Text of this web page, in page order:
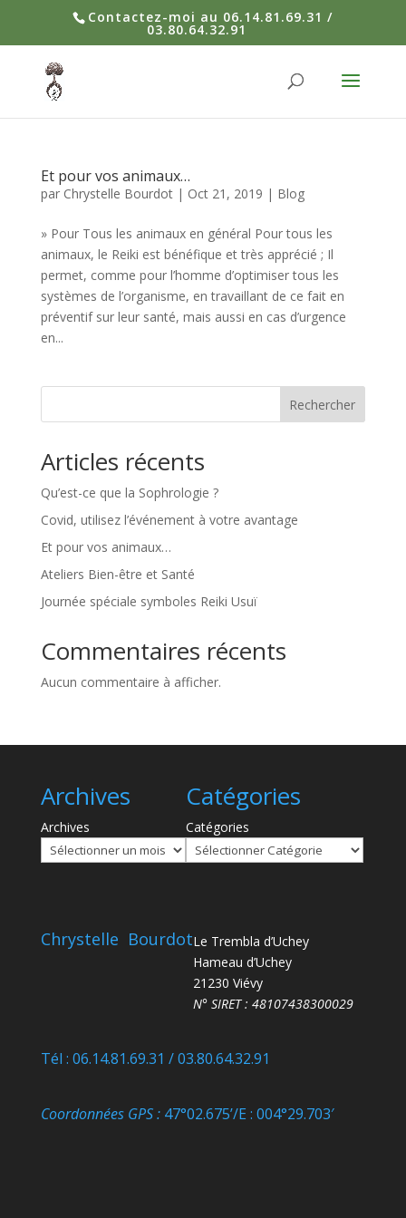
Contactez-moi au 06.14.81.69.31 /
03.80.64.32.91
Et pour vos animaux…
par Chrystelle Bourdot| Oct 21, 2019 | Blog
» Pour Tous les animaux en général Pour tous les
animaux, le Reiki est bénéfique et très apprécié ; Il
permet, comme pour l’homme d’optimiser tous les
systèmes de l’organisme, en travaillant de ce fait en
préventif sur leur santé, mais aussi en cas d’urgence
en...
Rechercher
Articles récents
Qu’est-ce que la Sophrologie ?
Covid, utilisez l’événement à votre avantage
Et pour vos animaux…
Ateliers Bien-être et Santé
Journée spéciale symboles Reiki Usuï
Commentaires récents
Aucun commentaire à afficher.
Archives
Archives
Catégories
Catégories
Chrystelle BourdotLe Trembla d’Uchey
Hameau d’Uchey
21230 Viévy
N° SIRET : 48107438300029
Tél : 06.14.81.69.31 / 03.80.64.32.91
Coordonnées GPS :47°02.675’/E : 004°29.703′